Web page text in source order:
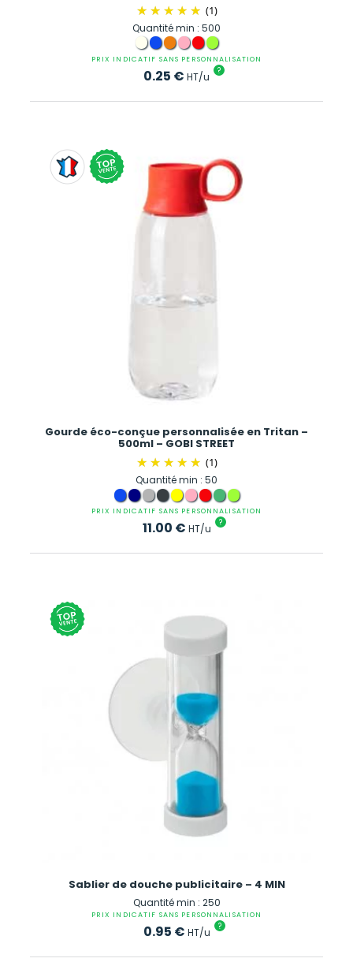
(1)
Quantité min : 500
PRIX INDICATIF SANS PERSONNALISATION
0.25 € HT/u ?
Gourde éco-conçue personnalisée en Tritan –
500ml – GOBI STREET
(1)
Quantité min : 50
PRIX INDICATIF SANS PERSONNALISATION
11.00 € HT/u ?
Sablier de douche publicitaire – 4 MIN
Quantité min : 250
PRIX INDICATIF SANS PERSONNALISATION
0.95 € HT/u ?